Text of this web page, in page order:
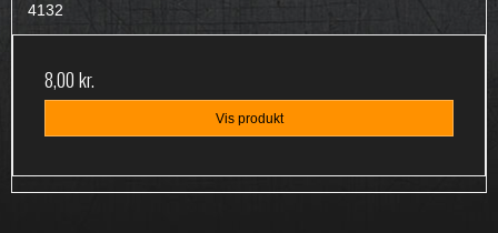
4132
8,00 kr.
Vis produkt